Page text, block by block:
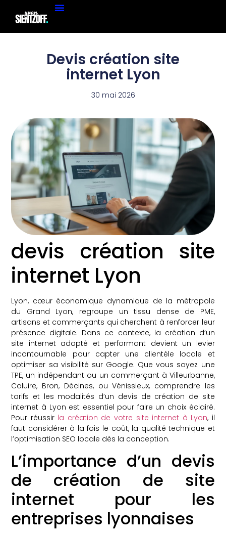
Devis création site
internet Lyon
30 mai 2026
devis création site
internet Lyon
Lyon, cœur économique dynamique de la métropole
du Grand Lyon, regroupe un tissu dense de PME,
artisans et commerçants qui cherchent à renforcer leur
présence digitale. Dans ce contexte, la création d’un
site internet adapté et performant devient un levier
incontournable pour capter une clientèle locale et
optimiser sa visibilité sur Google. Que vous soyez une
TPE, un indépendant ou un commerçant à Villeurbanne,
Caluire, Bron, Décines, ou Vénissieux, comprendre les
tarifs et les modalités d’un devis de création de site
internet à Lyon est essentiel pour faire un choix éclairé.
Pour réussir la création de votre site internet à Lyon, il
faut considérer à la fois le coût, la qualité technique et
l’optimisation SEO locale dès la conception.
L’importance d’un devis
de création de site
internet pour les
entreprises lyonnaises